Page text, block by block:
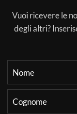
Vuoi ricevere le
degli altri?